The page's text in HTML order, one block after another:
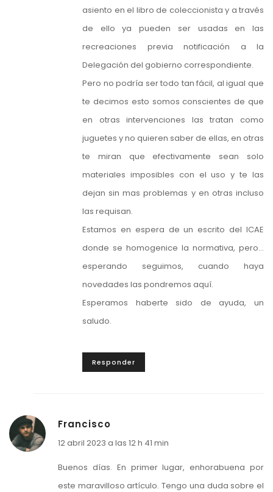
asiento en el libro de coleccionista y a través
de ello ya pueden ser usadas en las
recreaciones previa notificación a la
Delegación del gobierno correspondiente.
Pero no podría ser todo tan fácil, al igual que
te decimos esto somos conscientes de que
en otras intervenciones las tratan como
juguetes y no quieren saber de ellas, en otras
te miran que efectivamente sean solo
materiales imposibles con el uso y te las
dejan sin mas problemas y en otras incluso
las requisan.
Estamos en espera de un escrito del ICAE
donde se homogenice la normativa, pero…
esperando seguimos, cuando haya
novedades las pondremos aquí.
Esperamos haberte sido de ayuda, un
saludo.
Responder
Francisco
12 abril 2023 a las 12 h 41 min
Buenos días. En primer lugar, enhorabuena por
este maravilloso artículo. Tengo una duda sobre el